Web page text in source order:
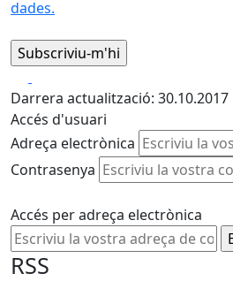
dades.
Darrera actualització:
Accés d'usuari
Adreça electrònica
Contrasenya
Accés per adreça electrònica
RSS